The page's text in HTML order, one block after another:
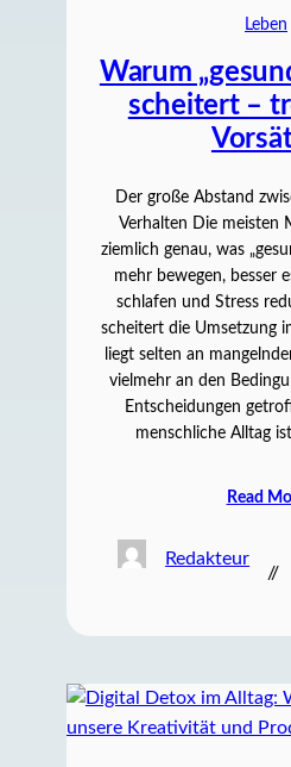
Leben
Warum
scheitert –
Der große Abstand
Verhalten Die meisten
ziemlich genau, was
mehr bewegen, besser
schlafen und Stress
scheitert die Umsetzung
liegt selten an
vielmehr an den
Entscheidungen
menschliche Alltag
Read
Redakteur
//